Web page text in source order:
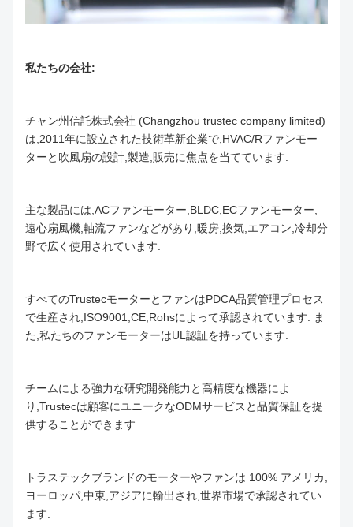
私たちの会社:
チャン州信託株式会社 (Changzhou trustec company limited)
は,2011年に設立された技術革新企業で,HVAC/Rファンモー
ターと吹風扇の設計,製造,販売に焦点を当てています.
主な製品には,ACファンモーター,BLDC,ECファンモーター,
遠心扇風機,軸流ファンなどがあり,暖房,換気,エアコン,冷却分
野で広く使用されています.
すべてのTrustecモーターとファンはPDCA品質管理プロセス
で生産され,ISO9001,CE,Rohsによって承認されています. ま
た,私たちのファンモーターはUL認証を持っています.
チームによる強力な研究開発能力と高精度な機器によ
り,Trustecは顧客にユニークなODMサービスと品質保証を提
供することができます.
トラステックブランドのモーターやファンは 100% アメリカ,
ヨーロッパ,中東,アジアに輸出され,世界市場で承認されてい
ます.